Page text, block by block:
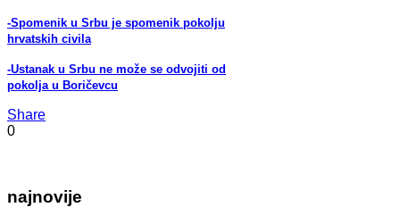
-Spomenik u Srbu je spomenik pokolju
hrvatskih civila
-Ustanak u Srbu ne može se odvojiti od
pokolja u Boričevcu
Share
0
najnovije